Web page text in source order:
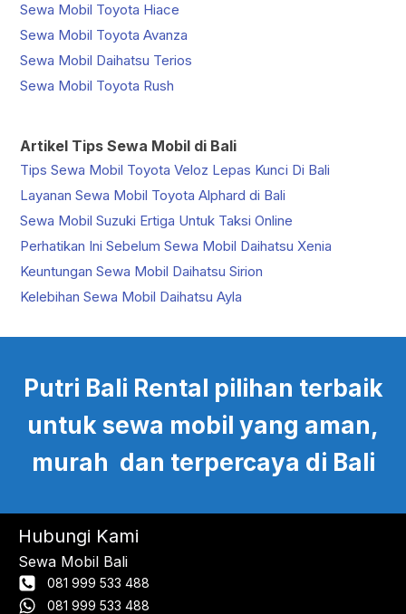
Sewa Mobil Toyota Hiace
Sewa Mobil Toyota Avanza
Sewa Mobil Daihatsu Terios
Sewa Mobil Toyota Rush
Artikel Tips Sewa Mobil di Bali
Tips Sewa Mobil Toyota Veloz Lepas Kunci Di Bali
Layanan Sewa Mobil Toyota Alphard di Bali
Sewa Mobil Suzuki Ertiga Untuk Taksi Online
Perhatikan Ini Sebelum Sewa Mobil Daihatsu Xenia
Keuntungan Sewa Mobil Daihatsu Sirion
Kelebihan Sewa Mobil Daihatsu Ayla
Putri Bali Rental pilihan terbaik
untuk sewa mobil yang aman,
murah dan terpercaya di Bali
Hubungi Kami
Sewa Mobil Bali
081 999 533 488
081 999 533 488